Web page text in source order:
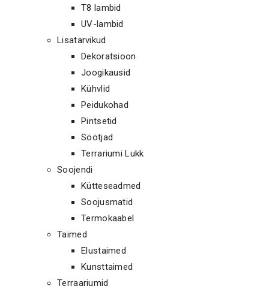
T8 lambid
UV-lambid
Lisatarvikud
Dekoratsioon
Joogikausid
Kühvlid
Peidukohad
Pintsetid
Söötjad
Terrariumi Lukk
Soojendi
Kütteseadmed
Soojusmatid
Termokaabel
Taimed
Elustaimed
Kunsttaimed
Terraariumid